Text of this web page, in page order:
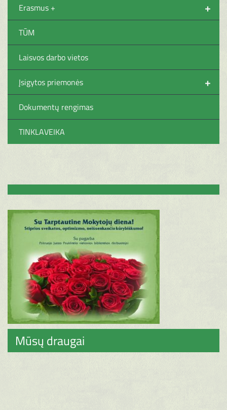
+
Erasmus +
TŪM
Laisvos darbo vietos
+
Įsigytos priemonės
Dokumentų rengimas
TINKLAVEIKA
Mūsų draugai